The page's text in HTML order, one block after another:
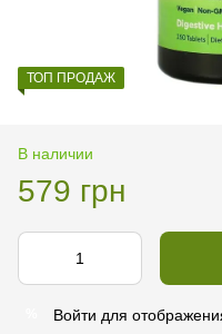
ТОП ПРОДАЖ
В наличии
579 грн
Войти для